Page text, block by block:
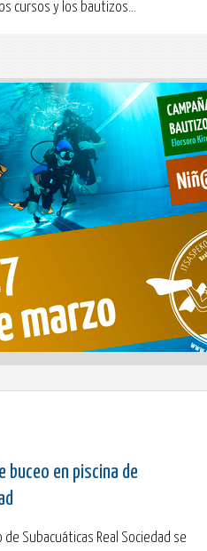
cursos y los bautizos...
en piscina de
de Subacuáticas Real Sociedad se